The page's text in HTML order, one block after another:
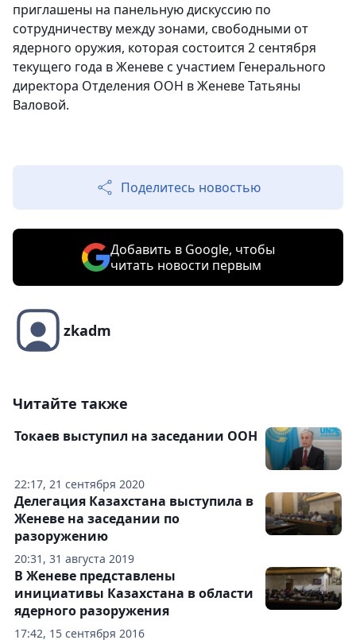
приглашены на панельную дискуссию по
сотрудничеству между зонами, свободными от
ядерного оружия, которая состоится 2 сентября
текущего года в Женеве с участием Генерального
директора Отделения ООН в Женеве Татьяны
Валовой.
Поделитесь новостью
Добавить в Google, чтобы
читать новости первым
zkadm
Читайте также
22:17, 21 сентября 2020
Токаев выступил на заседании ООН
20:31, 31 августа 2019
Делегация Казахстана выступила в
Женеве на заседании по
разоружению
17:42, 15 сентября 2016
В Женеве представлены
инициативы Казахстана в области
ядерного разоружения